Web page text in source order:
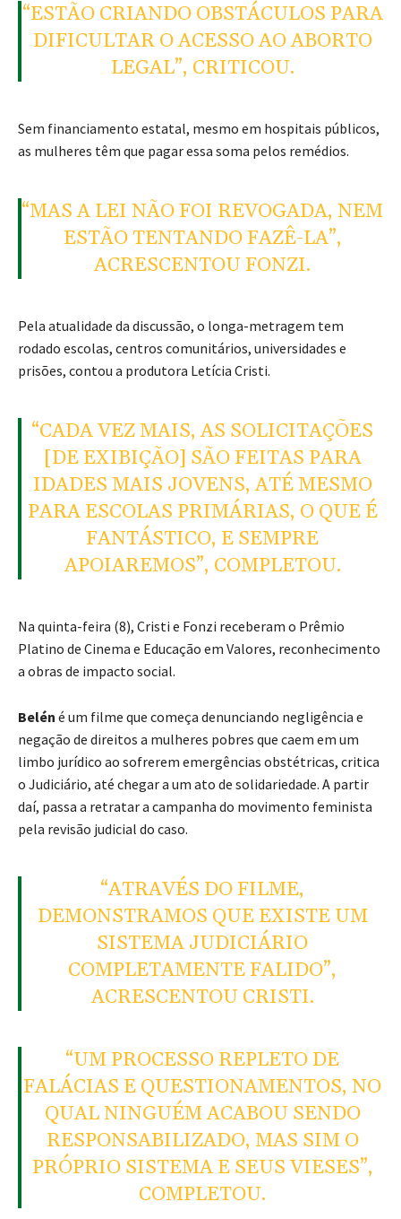
“ESTÃO CRIANDO OBSTÁCULOS PARA
DIFICULTAR O ACESSO AO ABORTO
LEGAL”, CRITICOU.
Sem financiamento estatal, mesmo em hospitais públicos,
as mulheres têm que pagar essa soma pelos remédios.
“MAS A LEI NÃO FOI REVOGADA, NEM
ESTÃO TENTANDO FAZÊ-LA”,
ACRESCENTOU FONZI.
Pela atualidade da discussão, o longa-metragem tem
rodado escolas, centros comunitários, universidades e
prisões, contou a produtora Letícia Cristi.
“CADA VEZ MAIS, AS SOLICITAÇÕES
[DE EXIBIÇÃO] SÃO FEITAS PARA
IDADES MAIS JOVENS, ATÉ MESMO
PARA ESCOLAS PRIMÁRIAS, O QUE É
FANTÁSTICO, E SEMPRE
APOIAREMOS”, COMPLETOU.
Na quinta-feira (8), Cristi e Fonzi receberam o Prêmio
Platino de Cinema e Educação em Valores, reconhecimento
a obras de impacto social.
Belén é um filme que começa denunciando negligência e
negação de direitos a mulheres pobres que caem em um
limbo jurídico ao sofrerem emergências obstétricas, critica
o Judiciário, até chegar a um ato de solidariedade. A partir
daí, passa a retratar a campanha do movimento feminista
pela revisão judicial do caso.
“ATRAVÉS DO FILME,
DEMONSTRAMOS QUE EXISTE UM
SISTEMA JUDICIÁRIO
COMPLETAMENTE FALIDO”,
ACRESCENTOU CRISTI.
“UM PROCESSO REPLETO DE
FALÁCIAS E QUESTIONAMENTOS, NO
QUAL NINGUÉM ACABOU SENDO
RESPONSABILIZADO, MAS SIM O
PRÓPRIO SISTEMA E SEUS VIESES”,
COMPLETOU.